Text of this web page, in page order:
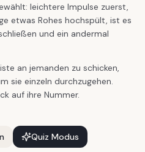
leichtere Impulse zuerst,
etwas Rohes hochspült, ist es
und ein andermal
an jemanden zu schicken,
sie einzeln durchzugehen.
auf ihre Nummer.
Quiz Modus